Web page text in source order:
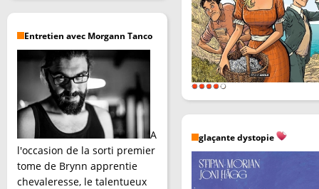
Entretien avec Morgann Tanco
A
l'occasion de la sorti premier
tome de Brynn apprentie
chevaleresse, le talentueux
glaçante dystopie